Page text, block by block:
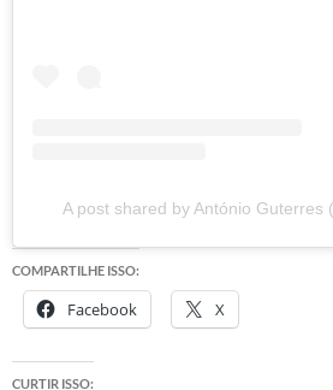
A post shared by António Guterres
COMPARTILHE ISSO:
Facebook X
CURTIR ISSO: